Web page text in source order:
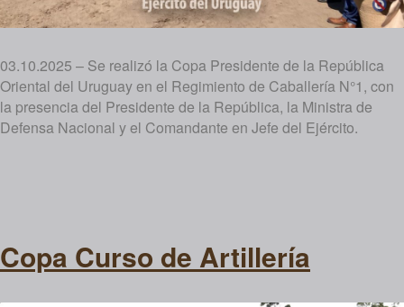
03.10.2025 – Se realizó la Copa Presidente de la República
Oriental del Uruguay en el Regimiento de Caballería N°1, con
la presencia del Presidente de la República, la Ministra de
Defensa Nacional y el Comandante en Jefe del Ejército.
Copa Curso de Artillería